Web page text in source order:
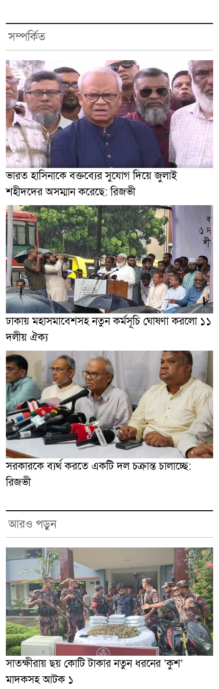
সম্পর্কিত
ভারত হাসিনাকে বক্তব্যের সুযোগ দিয়ে জুলাই
শহীদদের অসম্মান করেছে: রিজভী
ঢাকায় মহাসমাবেশসহ নতুন কর্মসূচি ঘোষণা করলো ১১
দলীয় ঐক্য
সরকারকে ব্যর্থ করতে একটি দল চক্রান্ত চালাচ্ছে:
রিজভী
আরও পড়ুন
সাতক্ষীরায় ছয় কোটি টাকার নতুন ধরনের ‘কুশ’
মাদকসহ আটক ১